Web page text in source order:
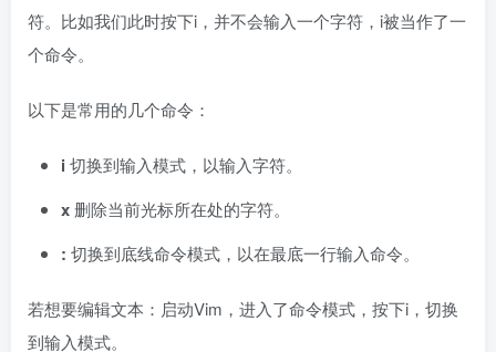
符。比如我们此时按下i，并不会输入一个字符，i被当作了一
个命令。
以下是常用的几个命令：
i 切换到输入模式，以输入字符。
x删除当前光标所在处的字符。
: 切换到底线命令模式，以在最底一行输入命令。
若想要编辑文本：启动Vim，进入了命令模式，按下i，切换
到输入模式。